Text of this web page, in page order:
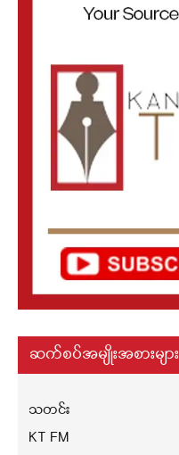
ဆက်စပ်အမျိုးအစားများ
သတင်း
KT FM